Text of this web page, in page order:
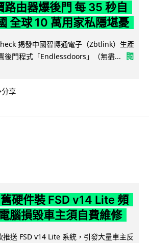
由器爆後門 每 35 秒自
全球 10 萬用家私隱堪憂
揭發中國智博通電子（Zbtlink）生產
後門程式「Endlessdoors」（無盡...
閱
分享
硬件裝 FSD v14 Lite 頻
腦損毀車主須自費維修
送 FSD v14 Lite 系統，引發大量車主反